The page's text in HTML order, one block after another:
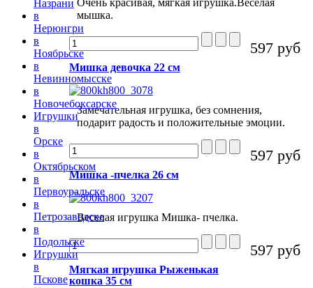
мышка.
597 руб
Мишка девочка 22 см
Замечательная игрушка, без сомнения,
подарит радость и положительные эмоции.
597 руб
Мишка -пчелка 26 см
Веселая игрушка Мишка- пчелка.
597 руб
Мягкая игрушка Рыженькая
кошка 35 см
Назрани
в
Нерюнгри
в
Ноябрьске
в
Невинномысске
в
Новочебоксарске
Игрушки
в
Орске
в
Октябрьском
в
Первоуральске
в
Петрозаводске
в
Подольске
Игрушки
в
Пскове